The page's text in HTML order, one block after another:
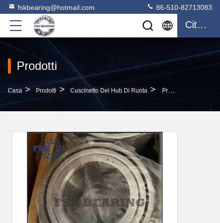
fskbearing@hotmail.com 86-510-82713083
Citazione
Prodotti
Casa > Prodotti > Cuscinetto Del Hub Di Ruota > Produttore Del Mercato DAC48894244 Front Wheel Bearing Automobile Parts Cina Di U.S.A.